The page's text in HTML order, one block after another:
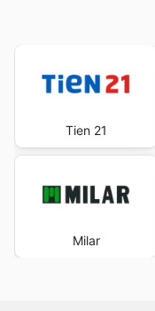
Tien 21
Milar